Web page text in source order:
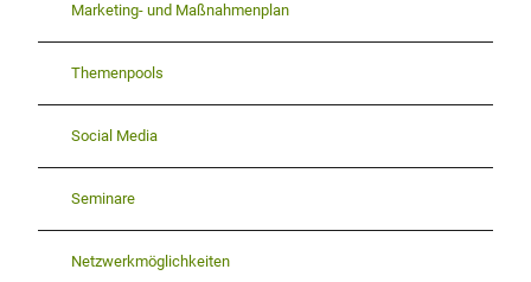
Marketing- und Maßnahmenplan
Themenpools
Social Media
Seminare
Netzwerkmöglichkeiten